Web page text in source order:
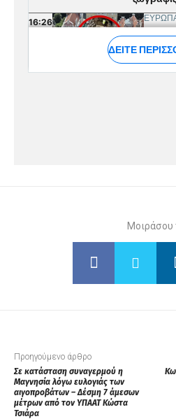
Μοιράσου
Προηγούμενο άρθρο
Σε κατάσταση συναγερμού η
Μαγνησία λόγω ευλογιάς των
αιγοπροβάτων – Δέσμη 7 άμεσων
μέτρων από τον ΥΠΑΑΤ Κώστα
Τσιάρα